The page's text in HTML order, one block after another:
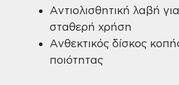
Αντιολισθητική λαβή
σταθερή χρήση
Ανθεκτικός δίσκος
ποιότητας